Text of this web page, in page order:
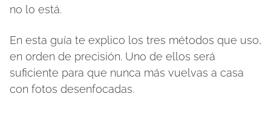
no lo está.
En esta guía te explico los tres métodos que uso,
en orden de precisión. Uno de ellos será
suficiente para que nunca más vuelvas a casa
con fotos desenfocadas.